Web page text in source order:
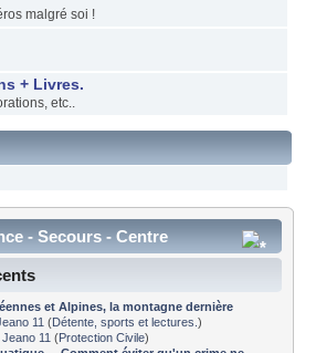
malgré soi !
+ Livres.
etc..
- Secours - Centre
et Alpines, la montagne dernière
11 (Détente, sports et lectures. )
Jeano 11 (Protection Civile)